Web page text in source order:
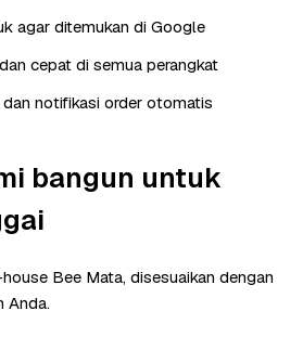
agar ditemukan di Google
cepat di semua perangkat
notifikasi order otomatis
bangun untuk
Bee Mata, disesuaikan dengan
Anda.